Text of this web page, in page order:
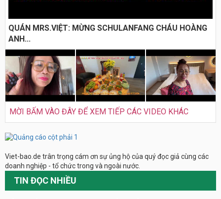
QUÁN MRS.VIỆT: MỪNG SCHULANFANG CHÁU HOÀNG
ANH...
MỜI BẤM VÀO ĐÂY ĐỂ XEM TIẾP CÁC VIDEO KHÁC
Viet-bao.de trân trọng cám ơn sự ủng hộ của quý đọc giả cùng các
doanh nghiệp - tổ chức trong và ngoài nước.
TIN ĐỌC NHIỀU